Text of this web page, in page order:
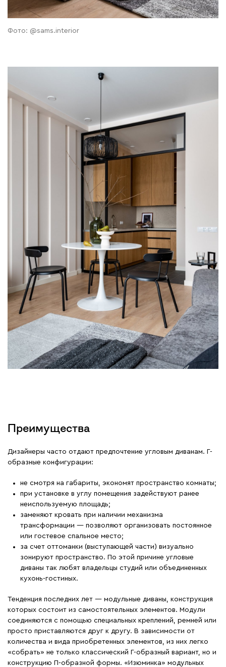
Фото: @sams.interior
Преимущества
Дизайнеры часто отдают предпочтение угловым диванам. Г-
образные конфигурации:
не смотря на габариты, экономят пространство комнаты;
при установке в углу помещения задействуют ранее
неиспользуемую площадь;
заменяют кровать при наличии механизма
трансформации — позволяют организовать постоянное
или гостевое спальное место;
за счет оттоманки (выступающей части) визуально
зонируют пространство. По этой причине угловые
диваны так любят владельцы студий или объединенных
кухонь-гостиных.
Тенденция последних лет — модульные диваны, конструкция
которых состоит из самостоятельных элементов. Модули
соединяются с помощью специальных креплений, ремней или
просто приставляются друг к другу. В зависимости от
количества и вида приобретенных элементов, из них легко
«собрать» не только классический Г-образный вариант, но и
конструкцию П-образной формы. «Изюминка» модульных